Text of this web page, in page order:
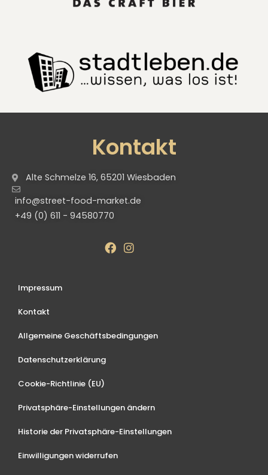
Kontakt
Alte Schmelze 16, 65201 Wiesbaden
info@street-food-market.de
+49 (0) 611 - 94580770
Impressum
Kontakt
Allgemeine Geschäftsbedingungen
Datenschutzerklärung
Cookie-Richtlinie (EU)
Privatsphäre-Einstellungen ändern
Historie der Privatsphäre-Einstellungen
Einwilligungen widerrufen